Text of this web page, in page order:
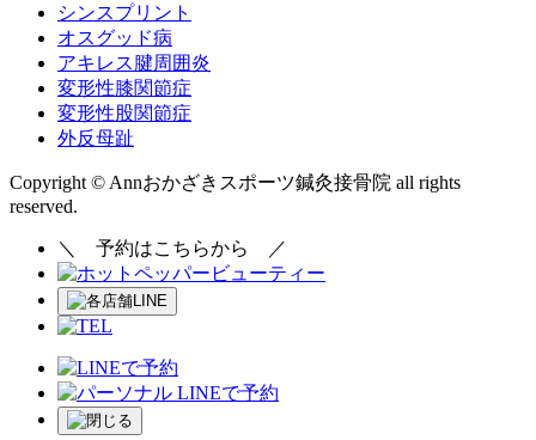
シンスプリント
オスグッド病
アキレス腱周囲炎
変形性膝関節症
変形性股関節症
外反母趾
Copyright © Annおかざきスポーツ鍼灸接骨院 all rights
reserved.
＼ 予約はこちらから ／